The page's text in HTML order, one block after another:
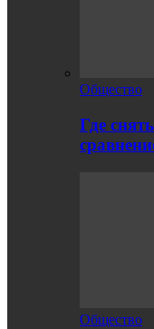
Общество
Где
Общество